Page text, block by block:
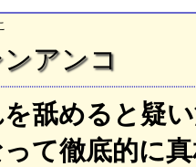
アンコ
を舐めると疑
って徹底的に